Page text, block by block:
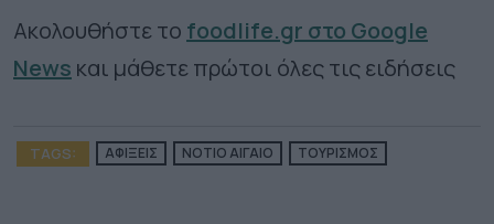
Ακολουθήστε το foodlife.gr στο Google
News και μάθετε πρώτοι όλες τις ειδήσεις
TAGS: ΑΦΙΞΕΙΣ ΝΟΤΙΟ ΑΙΓΑΙΟ ΤΟΥΡΙΣΜΟΣ